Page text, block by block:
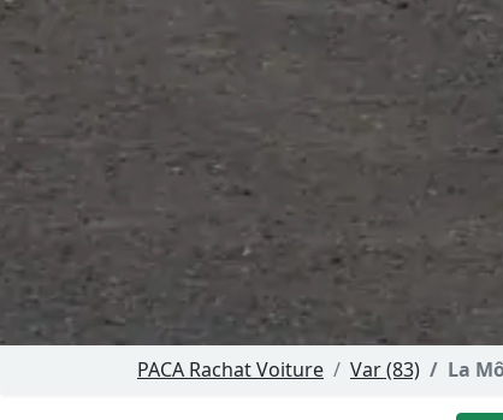
PACA Rachat Voiture Var (83) La